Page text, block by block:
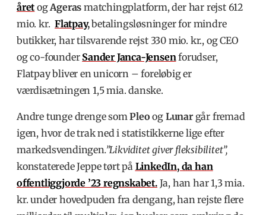
året ogAgeras matchingplatform, der har rejst 612
mio. kr. Flatpay,betalingsløsninger for mindre
butikker, har tilsvarende rejst 330 mio. kr., ogCEO
og co-founder Sander Janca-Jensen forudser,
Flatpay bliver en unicorn – foreløbig er
værdisætningen 1,5 mia. danske.
Andre tunge drenge somPleoog Lunargår fremad
igen, hvor de trak ned i statistikkerne lige efter
markedsvendingen.”Likviditet giver fleksibilitet”,
konstaterede Jeppe tørt på LinkedIn, da han
offentliggjorde ’23 regnskabet.Ja, han har 1,3 mia.
kr. under hovedpuden fra dengang, han rejste flere